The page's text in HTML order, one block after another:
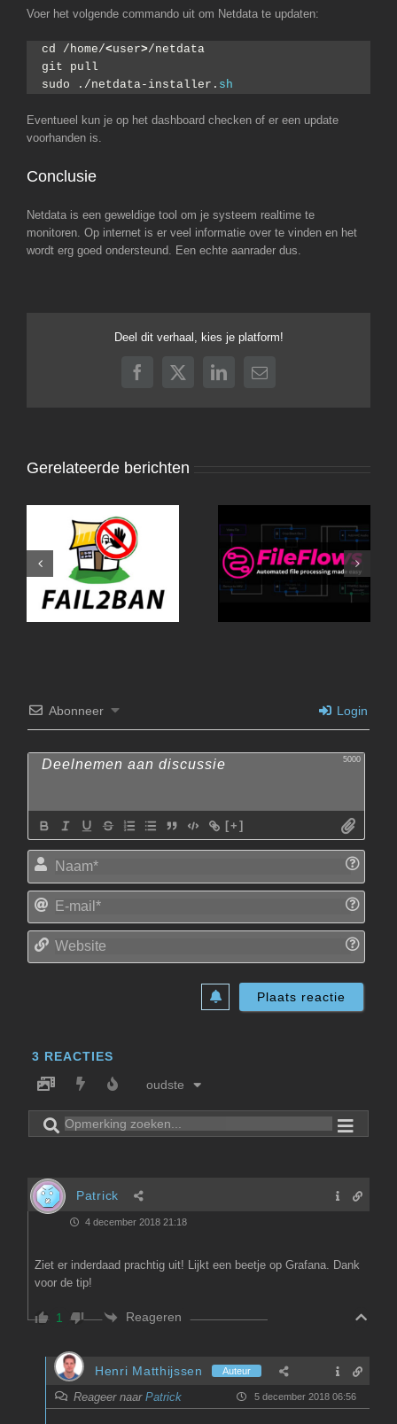
Voer het volgende commando uit om Netdata te updaten:
cd /home/<user>/netdata
git pull
sudo ./netdata-installer. sh
Eventueel kun je op het dashboard checken of er een update
voorhanden is.
Conclusie
Netdata is een geweldige tool om je systeem realtime te
monitoren. Op internet is er veel informatie over te vinden en het
wordt erg goed ondersteund. Een echte aanrader dus.
Deel dit verhaal, kies je platform!
Facebook
X LinkedIn
E-
Gerelateerde berichten
Fail2Ban-UI
Abonneer Login
5000
[+]
E-
3 REACTIES
oudste
Patrick
4 december 2018 21:18
Ziet er inderdaad prachtig uit! Lijkt een beetje op Grafana. Dank
voor de tip!
1 Reageren
Henri Matthijssen Auteur
Reageer naar Patrick 5 december 2018 06:56